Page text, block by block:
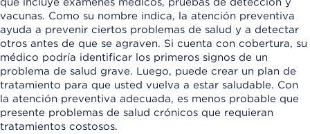
vacunas. Como su nombre indica, la atención preventiva
ayuda a prevenir ciertos problemas de salud y a detectar
otros antes de que se agraven. Si cuenta con cobertura, su
médico podría identificar los primeros signos de un
problema de salud grave. Luego, puede crear un plan de
tratamiento para que usted vuelva a estar saludable. Con
la atención preventiva adecuada, es menos probable que
presente problemas de salud crónicos que requieran
tratamientos costosos.